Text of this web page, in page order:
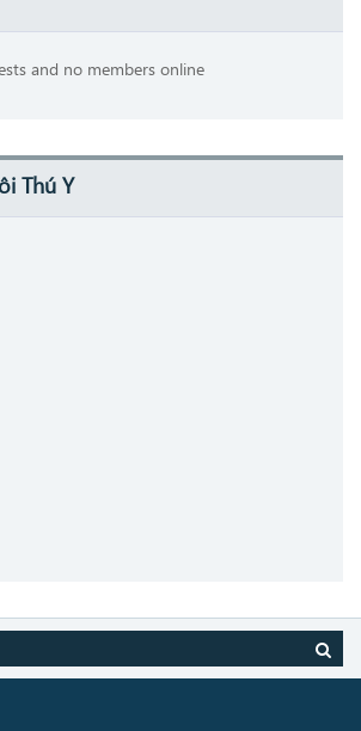
and no members online
Thú Y